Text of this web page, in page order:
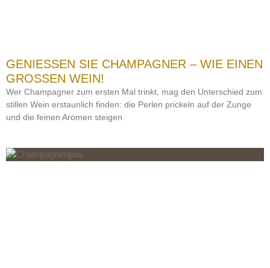
GENIESSEN SIE CHAMPAGNER – WIE EINEN G
ROSSEN WEIN!
Wer Champagner zum ersten Mal trinkt, mag den Unterschied zum
stillen Wein erstaunlich finden: die Perlen prickeln auf der Zunge
und die feinen Aromen steigen